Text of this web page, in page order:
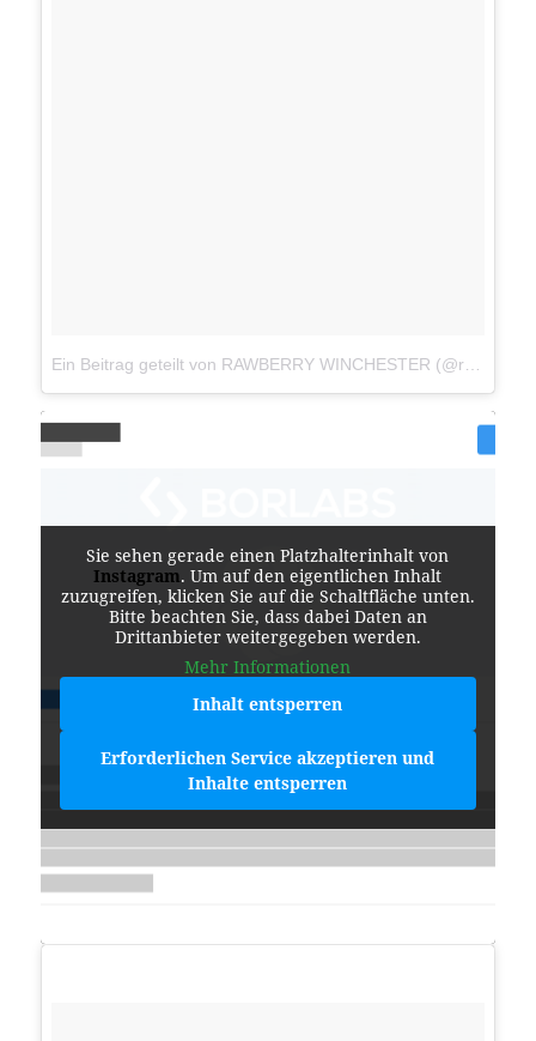
Ein Beitrag geteilt von RAWBERRY WINCHESTER (@rawberryjuice)
Sie sehen gerade einen Platzhalterinhalt von
Instagram. Um auf den eigentlichen Inhalt
zuzugreifen, klicken Sie auf die Schaltfläche unten.
Bitte beachten Sie, dass dabei Daten an
Drittanbieter weitergegeben werden.
Mehr Informationen
Inhalt entsperren
Erforderlichen Service akzeptieren und
Inhalte entsperren